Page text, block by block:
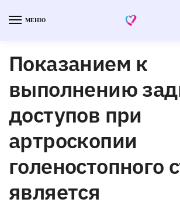
МЕНЮ
Показанием к
выполнению
доступов при
артроскопии
голеностопного
является